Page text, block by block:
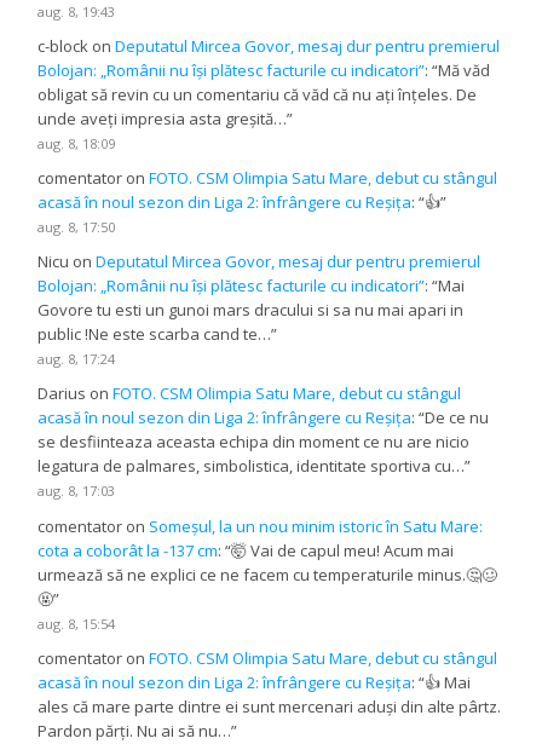
aug. 8, 19:43
c-block onDeputatul Mircea Govor, mesaj dur pentru premierul
Bolojan: „Românii nu își plătesc facturile cu indicatori”: “Mă văd
obligat să revin cu un comentariu că văd că nu ați înțeles. De
unde aveți impresia asta greșită…”
aug. 8, 18:09
comentator onFOTO. CSM Olimpia Satu Mare, debut cu stângul
acasă în noul sezon din Liga 2: înfrângere cu Reșița: “👍”
aug. 8, 17:50
Nicu onDeputatul Mircea Govor, mesaj dur pentru premierul
Bolojan: „Românii nu își plătesc facturile cu indicatori”: “Mai
Govore tu esti un gunoi mars dracului si sa nu mai apari in
public !Ne este scarba cand te…”
aug. 8, 17:24
Darius onFOTO. CSM Olimpia Satu Mare, debut cu stângul
acasă în noul sezon din Liga 2: înfrângere cu Reșița: “De ce nu
se desfiinteaza aceasta echipa din moment ce nu are nicio
legatura de palmares, simbolistica, identitate sportiva cu…”
aug. 8, 17:03
comentator on Someșul, la un nou minim istoric în Satu Mare:
cota a coborât la -137 cm: “🤯 Vai de capul meu! Acum mai
urmează să ne explici ce ne facem cu temperaturile minus.🤔🥴
🤬”
aug. 8, 15:54
comentator onFOTO. CSM Olimpia Satu Mare, debut cu stângul
acasă în noul sezon din Liga 2: înfrângere cu Reșița: “👍 Mai
ales că mare parte dintre ei sunt mercenari aduși din alte pârtz.
Pardon părți. Nu ai să nu…”